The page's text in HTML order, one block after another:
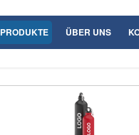
PRODUKTE ÜBER UNS